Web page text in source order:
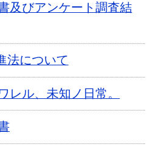
及びアンケート調査結
法について
ル、未知ノ日常。